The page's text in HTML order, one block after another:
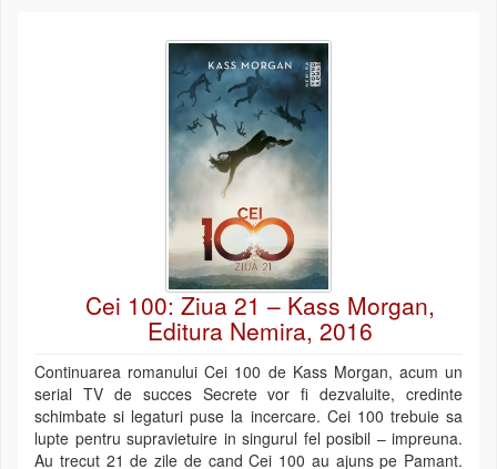
Cei 100: Ziua 21 – Kass Morgan,
Editura Nemira, 2016
Continuarea romanului Cei 100 de Kass Morgan, acum un
serial TV de succes Secrete vor fi dezvaluite, credinte
schimbate si legaturi puse la incercare. Cei 100 trebuie sa
lupte pentru supravietuire in singurul fel posibil – impreuna.
Au trecut 21 de zile de cand Cei 100 au ajuns pe Pamant.